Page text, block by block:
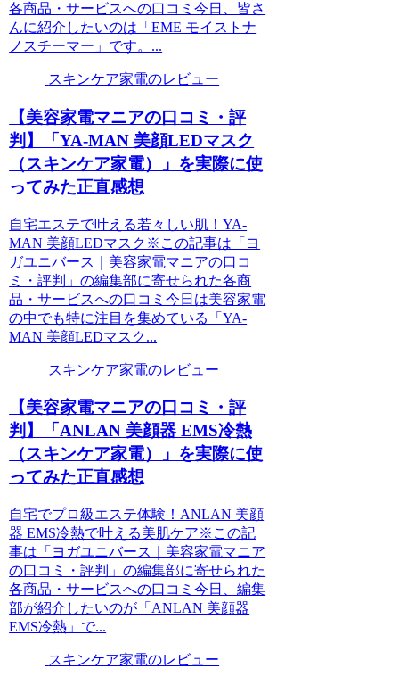
各商品・サービスへの口コミ今日、皆さ
んに紹介したいのは「EME モイストナ
ノスチーマー」です。...
スキンケア家電のレビュー
【美容家電マニアの口コミ・評
判】「YA-MAN 美顔LEDマスク
（スキンケア家電）」を実際に使
ってみた正直感想
自宅エステで叶える若々しい肌！YA-
MAN 美顔LEDマスク※この記事は「ヨ
ガユニバース｜美容家電マニアの口コ
ミ・評判」の編集部に寄せられた各商
品・サービスへの口コミ今日は美容家電
の中でも特に注目を集めている「YA-
MAN 美顔LEDマスク...
スキンケア家電のレビュー
【美容家電マニアの口コミ・評
判】「ANLAN 美顔器 EMS冷熱
（スキンケア家電）」を実際に使
ってみた正直感想
自宅でプロ級エステ体験！ANLAN 美顔
器 EMS冷熱で叶える美肌ケア※この記
事は「ヨガユニバース｜美容家電マニア
の口コミ・評判」の編集部に寄せられた
各商品・サービスへの口コミ今日、編集
部が紹介したいのが「ANLAN 美顔器
EMS冷熱」で...
スキンケア家電のレビュー